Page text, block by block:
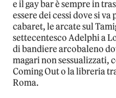
e il gay bar è sempre in
essere dei cessi dove si
cabaret, le arcate sul
settecentesco Adelphi a
di bandiere arcobaleno
magari non sessualizzati,
Coming Out o la libreria
Roma.